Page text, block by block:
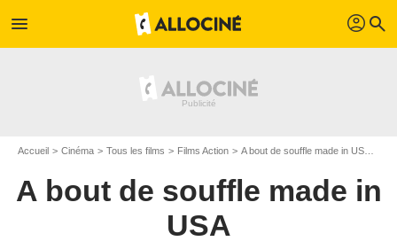
menu profil search
Accueil Cinéma Tous les films Films Action A bout de souffle made in USA
A bout de souffle made in
USA